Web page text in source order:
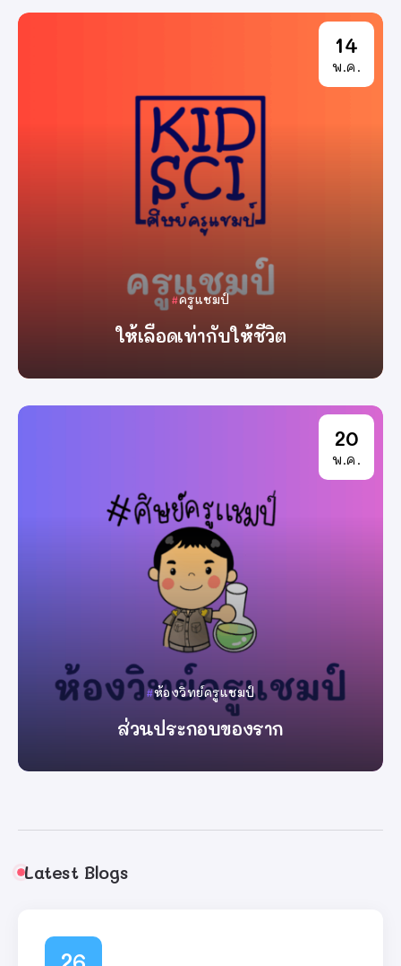
ครูแชมป์
ให้เลือดเท่ากับให้ชีวิต
By ครูแชมป์
14
พ.ค.
ห้องวิทย์ครูแชมป์
ส่วนประกอบของราก
By ครูแชมป์
20
พ.ค.
Latest Blogs